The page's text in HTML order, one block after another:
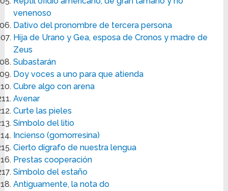
venenoso
Dativo del pronombre de tercera persona
Hija de Urano y Gea, esposa de Cronos y madre de
Zeus
Subastarán
Doy voces a uno para que atienda
Cubre algo con arena
Avenar
Curte las pieles
Símbolo del litio
Incienso (gomorresina)
Cierto dígrafo de nuestra lengua
Prestas cooperación
Símbolo del estaño
Antiguamente, la nota do